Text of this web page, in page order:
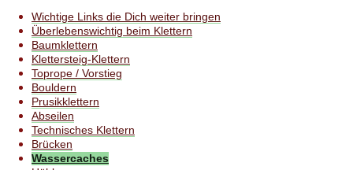
Wichtige Links die Dich weiter bringen
Überlebenswichtig beim Klettern
Baumklettern
Klettersteig-Klettern
Toprope / Vorstieg
Bouldern
Prusikklettern
Abseilen
Technisches Klettern
Brücken
Wassercaches